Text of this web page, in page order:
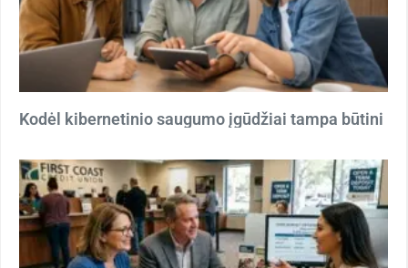
Kodėl kibernetinio saugumo įgūdžiai tampa būtini